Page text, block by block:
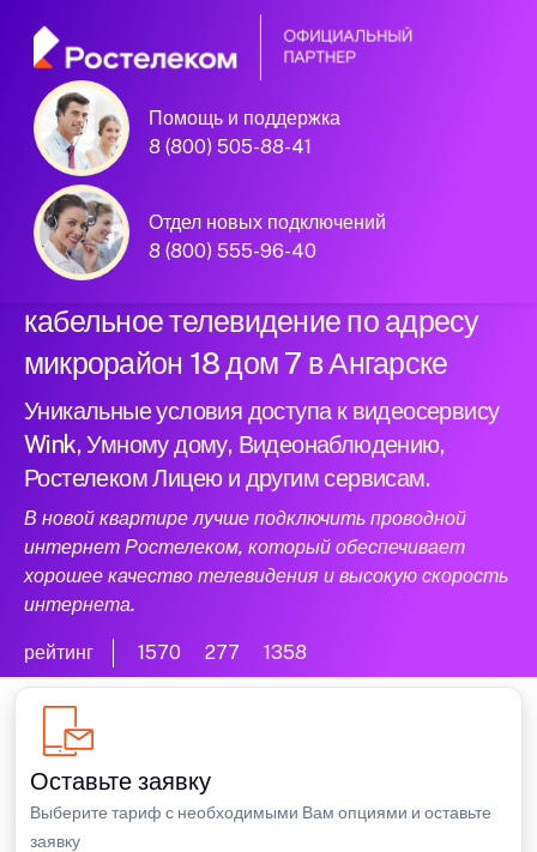
Помощь и поддержка
8 (800) 505-88-41
Отдел новых подключений
8 (800) 555-96-40
Официальный
партнер Ростелеком
Подключили новый интернет и
кабельное телевидение по адресу
микрорайон 18 дом 7 в Ангарске
Уникальные условия доступа к видеосервису
Wink, Умному дому, Видеонаблюдению,
Ростелеком Лицею и другим сервисам.
В новой квартире лучше подключить проводной
интернет Ростелеком, который обеспечивает
хорошее качество телевидения и высокую скорость
интернета.
рейтинг 1570 277 1358
Оставьте заявку
Выберите тариф с необходимыми Вам опциями и оставьте
заявку